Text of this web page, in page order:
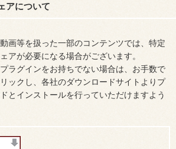
アについて
画等を扱った一部のコンテンツでは、特定
アが必要になる場合がございます。
ラグインをお持ちでない場合は、お手数で
ックし、各社のダウンロードサイトよりプ
とインストールを行っていただけますよう